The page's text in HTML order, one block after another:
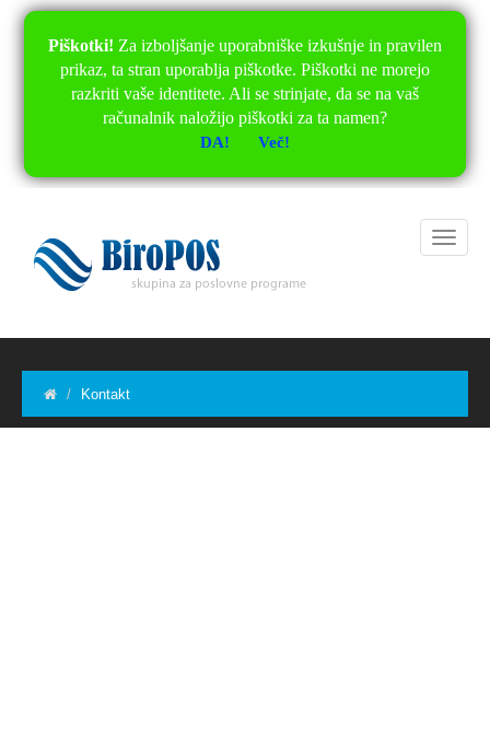
Piškotki! Za izboljšanje uporabniške izkušnje in pravilen
prikaz, ta stran uporablja piškotke. Piškotki ne morejo
razkriti vaše identitete. Ali se strinjate, da se na vaš
računalnik naložijo piškotki za ta namen?
DA! Več!
Kontakt